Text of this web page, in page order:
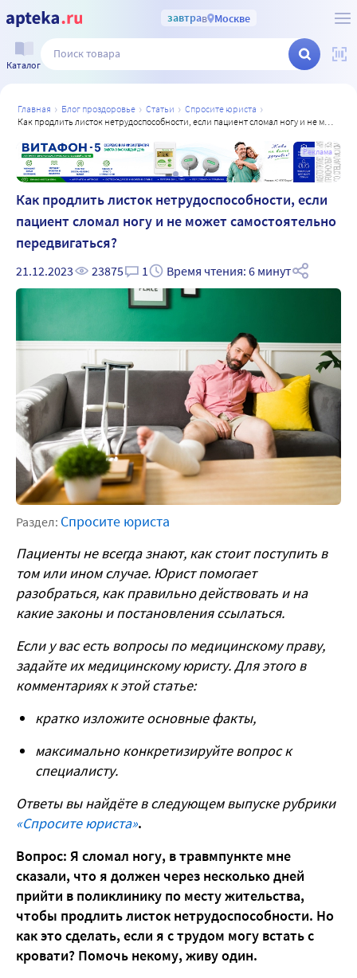
завтрав Москве
Каталог
главная блог проздоровье статьи
спросите юриста
как продлить листок нетрудоспособности, если пациент сломал ногу и не может самостоятельно передвигаться?
Реклама
Как продлить листок нетрудоспособности, если
пациент сломал ногу и не может самостоятельно
передвигаться?
21.12.2023 23875 1 Время чтения: 6 минут
Раздел: Спросите юриста
Пациенты не всегда знают, как стоит поступить в
том или ином случае. Юрист помогает
разобраться, как правильно действовать и на
какие законы и постановления ссылаться.
Если у вас есть вопросы по медицинскому праву,
задайте их медицинскому юристу. Для этого в
комментариях к этой статье:
кратко изложите основные факты,
максимально конкретизируйте вопрос к
специалисту.
Ответы вы найдёте в следующем выпуске рубрики
«Спросите юриста».
Вопрос: Я сломал ногу, в травмпункте мне
сказали, что я должен через несколько дней
прийти в поликлинику по месту жительства,
чтобы продлить листок нетрудоспособности. Но
как это сделать, если я с трудом могу встать с
кровати? Помочь некому, живу один.